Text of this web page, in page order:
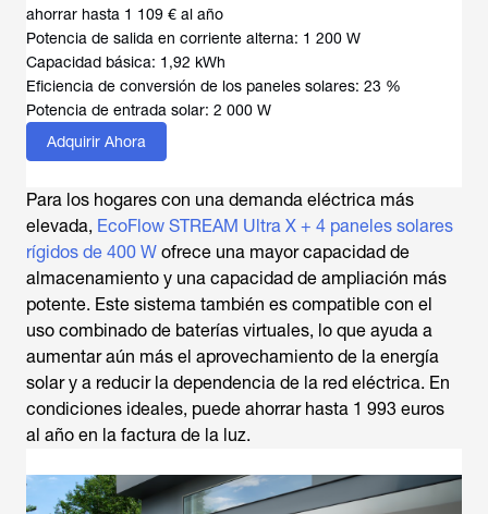
ahorrar hasta 1 109 € al año
Potencia de salida en corriente alterna: 1 200 W
Capacidad básica: 1,92 kWh
Eficiencia de conversión de los paneles solares: 23 %
Potencia de entrada solar: 2 000 W
Adquirir Ahora
Para los hogares con una demanda eléctrica más
elevada, EcoFlow STREAM Ultra X + 4 paneles solares
rígidos de 400 W ofrece una mayor capacidad de
almacenamiento y una capacidad de ampliación más
potente. Este sistema también es compatible con el
uso combinado de baterías virtuales, lo que ayuda a
aumentar aún más el aprovechamiento de la energía
solar y a reducir la dependencia de la red eléctrica. En
condiciones ideales, puede ahorrar hasta 1 993 euros
al año en la factura de la luz.